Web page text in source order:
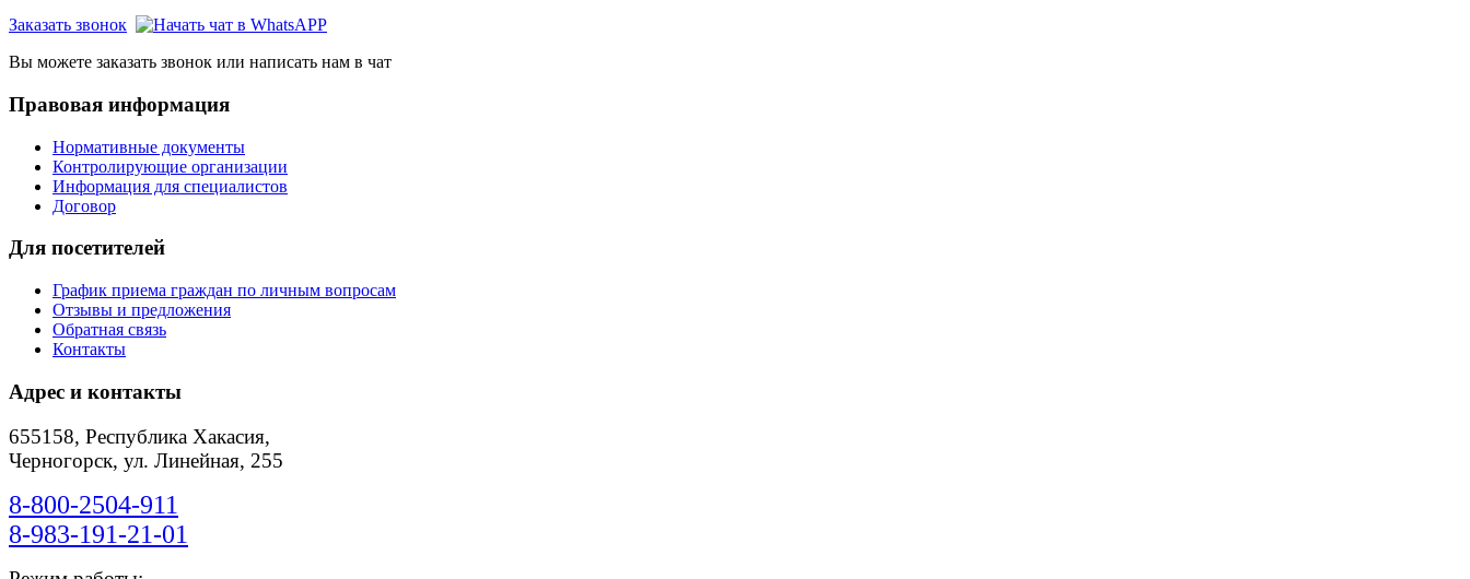
Заказать звонок
Вы можете заказать звонок или написать нам в чат
Правовая информация
Нормативные документы
Контролирующие организации
Информация для специалистов
Договор
Для посетителей
График приема граждан по личным вопросам
Отзывы и предложения
Обратная связь
Контакты
Адрес и контакты
655158, Республика Хакасия,
Черногорск, ул. Линейная, 255
8-800-2504-911
8-983-191-21-01